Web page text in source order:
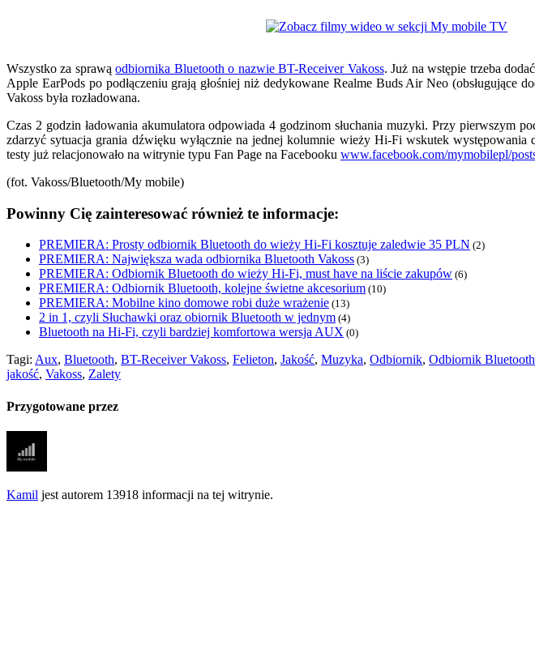
Wszystko za sprawąodbiornika Bluetooth o nazwie BT-Receiver Vakoss. Już na wstępie trzeba
Apple EarPods po podłączeniu grają głośniej niż dedykowane Realme Buds Air Neo
Vakoss była rozładowana.
Czas 2 godzin ładowania akumulatora odpowiada 4 godzinom słuchania muzyki. Przy
zdarzyć sytuacja grania dźwięku wyłącznie na jednej kolumnie wieży Hi-Fi wskutek
testy już relacjonowało na witrynie typu Fan Page na Facebooku www.facebook.com/mymobilepl/
(fot. Vakoss/Bluetooth/My mobile)
Powinny Cię zainteresować również te informacje:
PREMIERA: Prosty odbiornik Bluetooth do wieży Hi-Fi kosztuje zaledwie 35 PLN (2)
PREMIERA: Największa wada odbiornika Bluetooth Vakoss (3)
PREMIERA: Odbiornik Bluetooth do wieży Hi-Fi, must have na liście zakupów (6)
PREMIERA: Odbiornik Bluetooth, kolejne świetne akcesorium (10)
PREMIERA: Mobilne kino domowe robi duże wrażenie (13)
2 in 1, czyli Słuchawki oraz obiornik Bluetooth w jednym (4)
Bluetooth na Hi-Fi, czyli bardziej komfortowa wersja AUX (0)
Tagi: Aux, Bluetooth, BT-Receiver Vakoss, Felieton, Jakość, Muzyka, Odbiornik, Odbiornik Bluetooth
jakość, Vakoss, Zalety
Przygotowane przez
Kamil jest autorem 13918 informacji na tej witrynie.